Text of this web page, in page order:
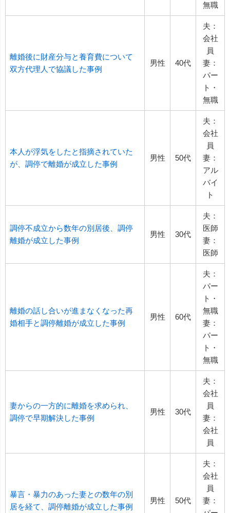
無職
離婚後に財産分与と養育費について
双方代理人で協議した事例
男性 40代
夫：
会社
員
妻：
パー
ト・
無職
本人が浮気をしたと指摘されていた
が、調停で離婚が成立した事例
男性 50代
夫：
会社
員
妻：
アル
バイ
ト
調停不成立から数年の別居後、調停
離婚が成立した事例
男性 30代
夫：
医師
妻：
医師
離婚の話し合いが進まなくなった再
婚相手と調停離婚が成立した事例
男性 60代
夫：
パー
ト・
無職
妻：
パー
ト・
無職
妻からの一方的に離婚を求められ、
調停で早期解決した事例
男性 30代
夫：
会社
員
妻：
会社
員
暴言・暴力のあった妻との数年の別
居を経て、調停離婚が成立した事例
男性 50代
夫：
会社
員
妻：